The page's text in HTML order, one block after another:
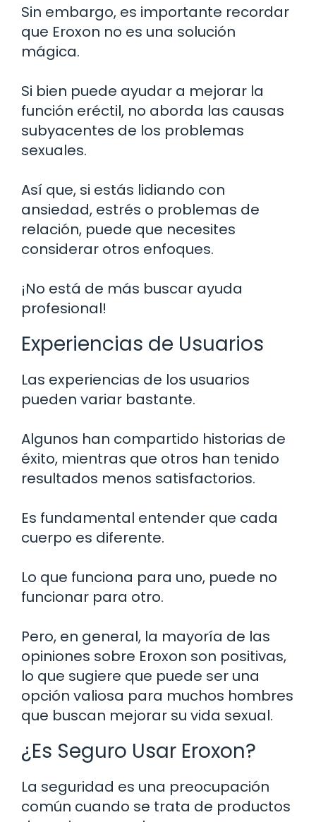
Sin embargo, es importante recordar
que Eroxon no es una solución
mágica.
Si bien puede ayudar a mejorar la
función eréctil, no aborda las causas
subyacentes de los problemas
sexuales.
Así que, si estás lidiando con
ansiedad, estrés o problemas de
relación, puede que necesites
considerar otros enfoques.
¡No está de más buscar ayuda
profesional!
Experiencias de Usuarios
Las experiencias de los usuarios
pueden variar bastante.
Algunos han compartido historias de
éxito, mientras que otros han tenido
resultados menos satisfactorios.
Es fundamental entender que cada
cuerpo es diferente.
Lo que funciona para uno, puede no
funcionar para otro.
Pero, en general, la mayoría de las
opiniones sobre Eroxon son positivas,
lo que sugiere que puede ser una
opción valiosa para muchos hombres
que buscan mejorar su vida sexual.
¿Es Seguro Usar Eroxon?
La seguridad es una preocupación
común cuando se trata de productos